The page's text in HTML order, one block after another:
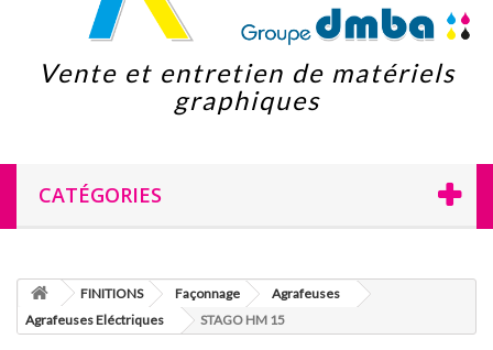
Vente et entretien de matériels
graphiques
CATÉGORIES
FINITIONS Façonnage
Agrafeuses
Agrafeuses Eléctriques
STAGO HM 15